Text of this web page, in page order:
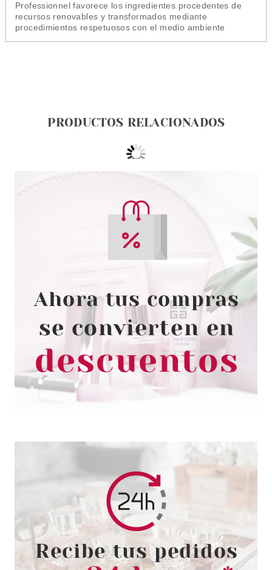
Professionnel favorece los ingredientes procedentes de
recursos renovables y transformados mediante
procedimientos respetuosos con el medio ambiente
PRODUCTOS RELACIONADOS
RENE FURTERER
RENE FURTERER ASTERA
FRESH SUERO CALMANTE
FRESCOR 16X10ML
Pvr 108.00€
-44%
desde
60.00€
COLAB
COLAB CHAMPÚ EN SECO
PARADISE 200ML